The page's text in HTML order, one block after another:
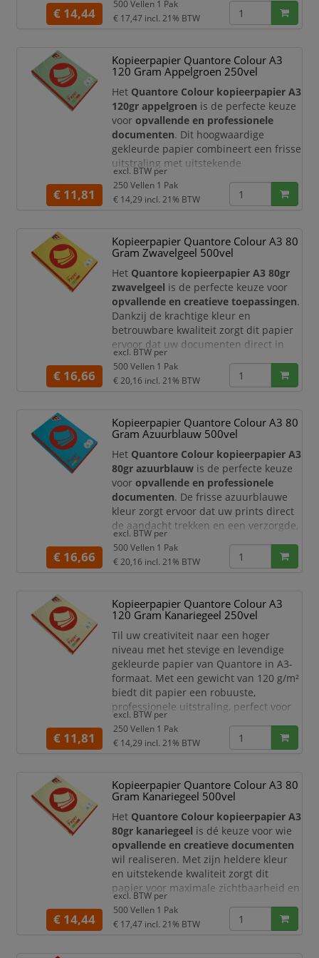
ogen.
tussen flexibiliteit en stevigheid. Het
egale appelgroene oppervlakzorgt
voor scherpe, levendige afdrukken en
is perfect gesch
€ 14,44
500 Vellen 1 Pak
€ 17,47 incl. 21% BTW
Kopieerpapier Quantore Colour A3
120 Gram Appelgroen 250vel
Het Quantore Colour kopieerpapier A3
120gr appelgroen is de perfecte keuze
vooropvallende en professionele
documenten. Dit hoogwaardige
gekleurde papier combineert een frisse
uitstraling met uitstekende
printprestaties voor dagelijks en
creatief gebruik.
het ideaal is voor presentaties,
mededelingen en scheidingsvellen. De
heldere appelgroene kleurzorgt
ervoor dat uw d
€ 11,81
excl. BTW per
250 Vellen 1 Pak
€ 14,29 incl. 21% BTW
Kopieerpapier Quantore Colour A3 80
Gram Zwavelgeel 500vel
Het Quantore kopieerpapier A3 80gr
zwavelgeel is de perfecte keuze voor
opvallende en creatieve toepassingen.
Dankzij de krachtige kleur en
betrouwbare kwaliteit zorgt dit papier
ervoor dat uw documenten direct in
het oog springen.
Met een grammage van
80 g/m²
biedt
zwavelgele oppervlakzorgt voor
heldere, contrastrijke afdrukken en is
uitermate geschikt voor zowel zake
€ 16,66
excl. BTW per
500 Vellen 1 Pak
€ 20,16 incl. 21% BTW
Kopieerpapier Quantore Colour A3 80
Gram Azuurblauw 500vel
Het Quantore Colour kopieerpapier A3
80gr azuurblauw is de perfecte keuze
vooropvallende en professionele
documenten. De frisse azuurblauwe
kleur zorgt ervoor dat uw prints direct
de aandacht trekken en een verzorgde,
onderscheidende uitstraling krijgen.
Met een grammage van
80 g/m²
biedt
gekleurde oppervlakgarandeert
scherpe en levendige afdrukken,
geschikt voor zowe
€ 16,66
excl. BTW per
500 Vellen 1 Pak
€ 20,16 incl. 21% BTW
Kopieerpapier Quantore Colour A3
120 Gram Kanariegeel 250vel
Til uw creativiteit naar een hoger
niveau met het stevige en levendige
gekleurde papier van Quantore in A3-
formaat. Met een gewicht van 120 g/m²
biedt dit papier een robuuste,
professionele uitstraling, perfect voor
posters, presentaties, en hoogwaardige
grafische ontwerpen. Het egaal
gekleurde oppervlak garandeert
geschikt voor zowel kopieermachines
als inkjet- en laserprinters.
Duurzaamheid en kwaliteit gaan h
€ 11,81
excl. BTW per
250 Vellen 1 Pak
€ 14,29 incl. 21% BTW
Kopieerpapier Quantore Colour A3 80
Gram Kanariegeel 500vel
Het Quantore Colour kopieerpapier A3
80gr kanariegeel is dé keuze voor wie
opvallende en creatieve documenten
wil realiseren. Met zijn heldere kleur
en uitstekende kwaliteit zorgt dit
papier voor maximale zichtbaarheid en
een professionele uitstraling.
Dit papier heeft een grammage van80
€ 14,44
excl. BTW per
500 Vellen 1 Pak
€ 17,47 incl. 21% BTW